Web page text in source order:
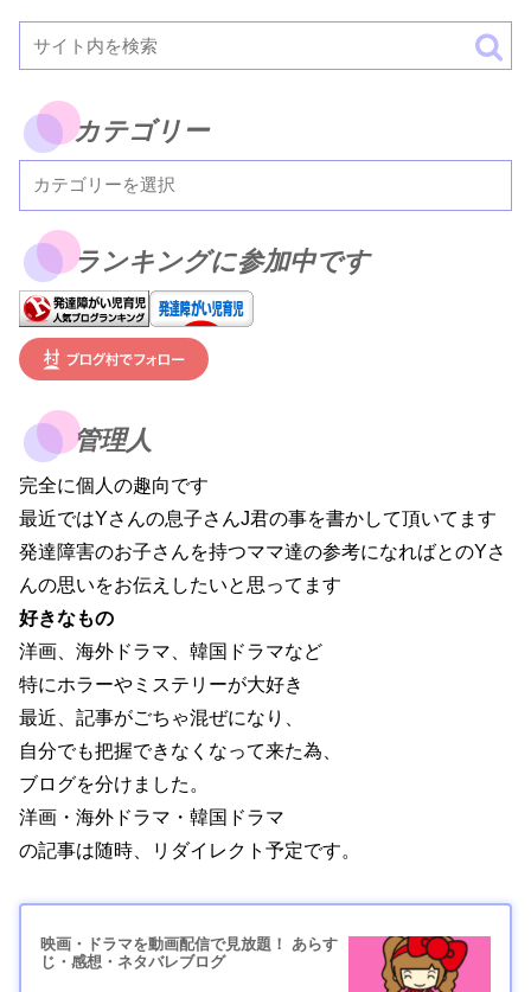
カテゴリー
ランキングに参加中です
管理人
完全に個人の趣向です
最近ではYさんの息子さんJ君の事を書かして頂いてます
発達障害のお子さんを持つママ達の参考になればとのYさ
んの思いをお伝えしたいと思ってます
好きなもの
洋画、海外ドラマ、韓国ドラマなど
特にホラーやミステリーが大好き
最近、記事がごちゃ混ぜになり、
自分でも把握できなくなって来た為、
ブログを分けました。
洋画・海外ドラマ・韓国ドラマ
の記事は随時、リダイレクト予定です。
映画・ドラマを動画配信で見放題！ あらす
じ・感想・ネタバレブログ